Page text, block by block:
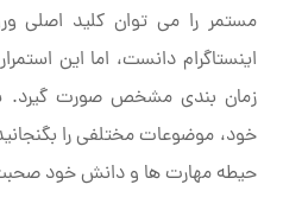
مستمر را می توان کلید اصلی
اینستاگرام دانست، اما این
زمان بندی مشخص صورت گیرد.
خود، موضوعات مختلفی را
حیطه مهارت ها و دانش خود